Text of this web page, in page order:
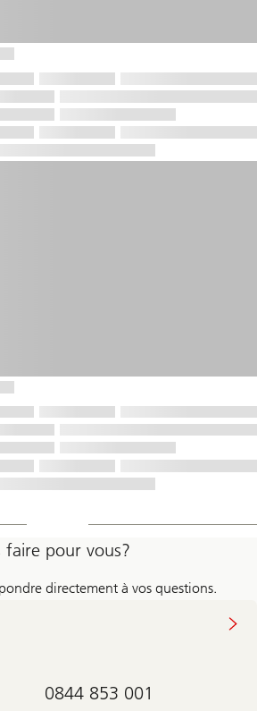
faire pour vous?
directement à vos questions.
0844 853 001